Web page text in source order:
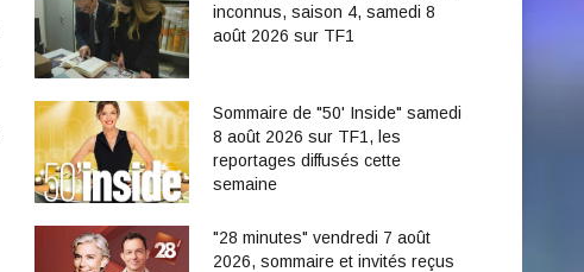
inconnus, saison 4, samedi 8
août 2026 sur TF1
Sommaire de "50' Inside" samedi
8 août 2026 sur TF1, les
reportages diffusés cette
semaine
"28 minutes" vendredi 7 août
2026, sommaire et invités reçus